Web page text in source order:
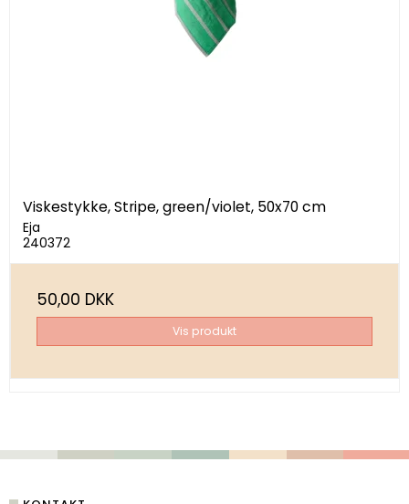
Viskestykke, Stripe, green/violet, 50x70 cm
Eja
240372
50,00 DKK
Vis produkt